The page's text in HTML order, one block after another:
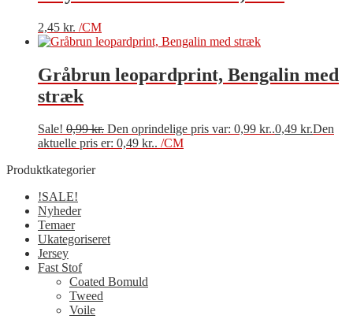
2,45 kr. /CM
Gråbrun leopardprint, Bengalin med
stræk
Sale! 0,99kr. Den oprindelige pris var: 0,99 kr..0,49 kr.Den
aktuelle pris er: 0,49 kr.. /CM
Produktkategorier
!SALE!
Nyheder
Temaer
Ukategoriseret
Jersey
Fast Stof
Coated Bomuld
Tweed
Voile